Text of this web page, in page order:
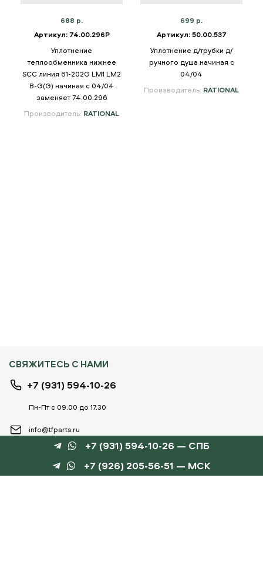
688 р.
Артикул: 74.00.296P
Уплотнение
теплообменника нижнее
SCC линия 61-202G LM1 LM2
B-G(G) начиная с 04/04
заменяет 74.00.296
Производитель: RATIONAL
699 р.
Артикул: 50.00.537
Уплотнение д/трубки д/
ручного душа начиная с
04/04
Производитель: RATIONAL
СВЯЖИТЕСЬ С НАМИ
+7 (931) 594-10-26
Пн-Пт с 09.00 до 17.30
info@tfparts.ru
ТЕХНОБОКС
+7 (931) 594-10-26 — СПБ
+7 (926) 205-56-51 — МСК